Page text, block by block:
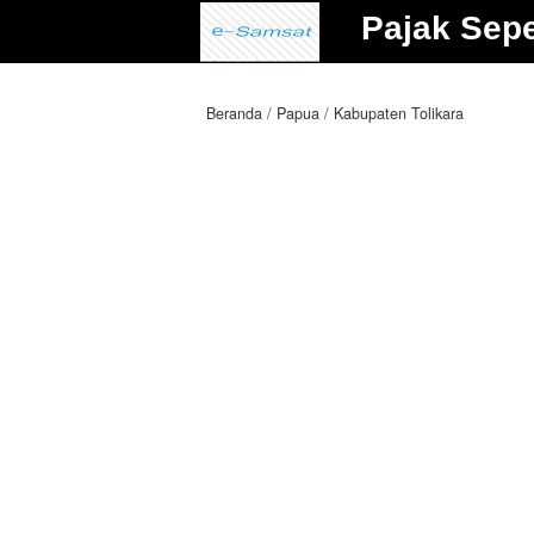
Pajak
Beranda Papua Kabupaten Tolikara